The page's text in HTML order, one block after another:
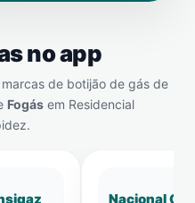
no app
de botijão de gás de
Fogás em Residencial
Nacional Gás